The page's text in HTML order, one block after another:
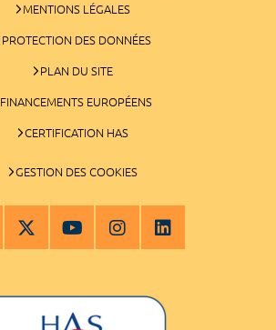
MENTIONS LÉGALES
PROTECTION DES DONNÉES
PLAN DU SITE
FINANCEMENTS EUROPÉENS
CERTIFICATION HAS
GESTION DES COOKIES